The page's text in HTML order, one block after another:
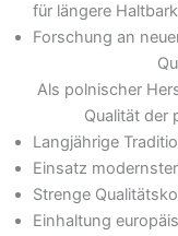
für längere
Forschung an
Als polnischer
Qualität der
Langjährige
Einsatz
Strenge
Einhaltung